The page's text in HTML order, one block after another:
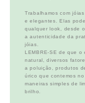
Trabalhamos com
e elegantes. Elas
qualquer look, desde
a autenticidade da
jóias.
LEMBRE-SE de que
natural, diversos
a poluição, produtos
úrico que contemos
maneiras simples de
brilho.